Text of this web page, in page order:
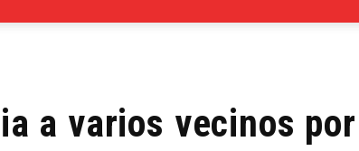
a varios vecinos por